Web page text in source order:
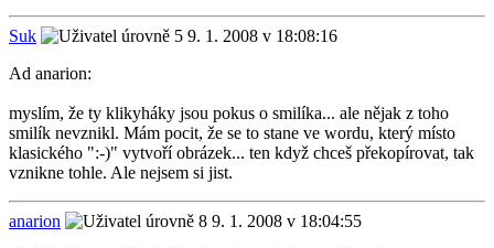
Suk
9. 1. 2008 v 18:08:16
Ad anarion:
myslím, že ty klikyháky jsou pokus o smilíka... ale nějak z toho
smilík nevznikl. Mám pocit, že se to stane ve wordu, který místo
klasického ":-)" vytvoří obrázek... ten když chceš překopírovat, tak
vznikne tohle. Ale nejsem si jist.
anarion
9. 1. 2008 v 18:04:55